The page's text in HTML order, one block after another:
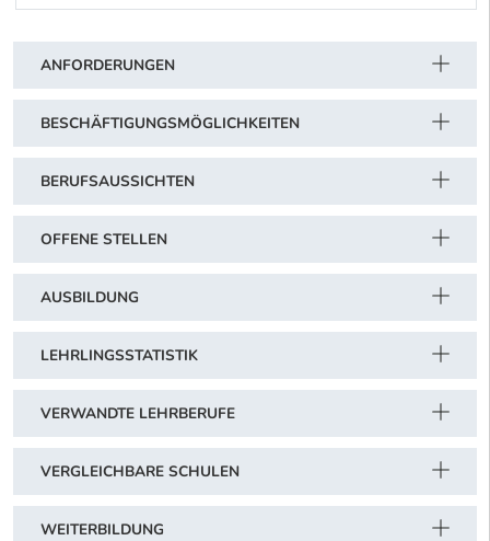
Handelsgewerbe (Angestellte)
ANFORDERUNGEN
BESCHÄFTIGUNGSMÖGLICHKEITEN
BERUFSAUSSICHTEN
OFFENE STELLEN
AUSBILDUNG
LEHRLINGSSTATISTIK
VERWANDTE LEHRBERUFE
VERGLEICHBARE SCHULEN
WEITERBILDUNG